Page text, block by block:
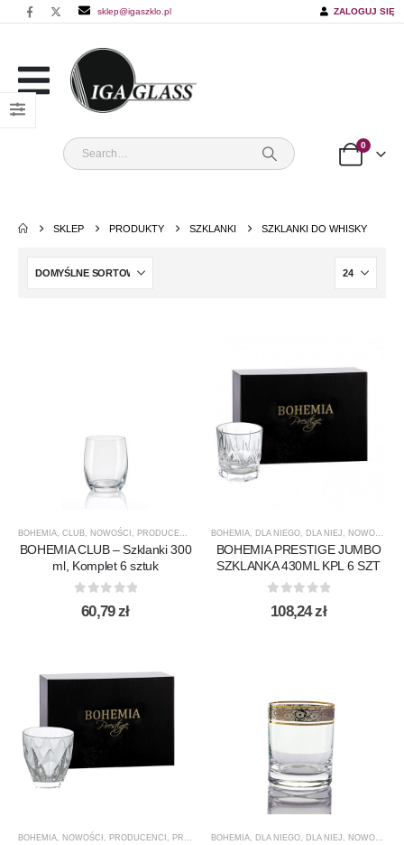
sklep@igaszklo.pl ZALOGUJ SIĘ
0
SKLEP PRODUKTY SZKLANKI SZKLANKI DO WHISKY
BOHEMIA, CLUB, NOWOŚCI , PRODUCENCI PRODUKTY, SZKLANKI,SZKLANKI DO WHISKY
BOHEMIA CLUB – Szklanki 300
ml, Komplet 6 sztuk
out of 5
60,79zł
BOHEMIA, DLA NIEGO, DLA NIEJ , NOWOŚCI
BOHEMIA PRESTIGE JUMBO
SZKLANKA 430ML KPL 6 SZT
out of 5
108,24zł
BOHEMIA NOWOŚCI PRODUCENCI PRODUKTY ,SZKLANKI ,SZKLANKI DO WHISKY
BOHEMIA DLA NIEGO DLA NIEJ NOWOŚCI